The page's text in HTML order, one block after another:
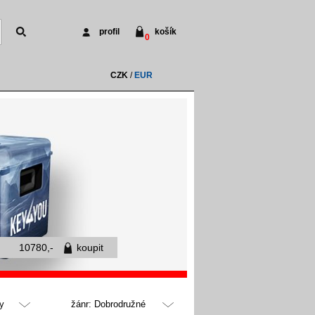
profil
0
košík
CZK/ EUR
10780,- koupit
žánr: Dobrodružné